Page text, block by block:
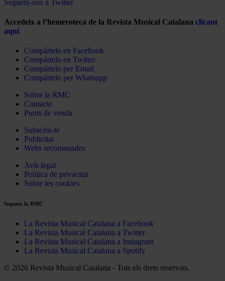
Segueix-nos a Twitter
Accedeix a l’hemeroteca de la Revista Musical Catalana clicant
aquí
Compártelo en Facebook
Compártelo en Twitter
Compártelo per Email
Compártelo per Whatsapp
Sobre la RMC
Contacte
Punts de venda
Subscriu-te
Publicitat
Webs recomanades
Avís legal
Política de privacitat
Sobre les cookies
Segueix la RMC
La Revista Musical Catalana a Facebook
La Revista Musical Catalana a Twitter
La Revista Musical Catalana a Instagram
La Revista Musical Catalana a Spotify
© 2026 Revista Musical Catalana - Tots els drets reservats.